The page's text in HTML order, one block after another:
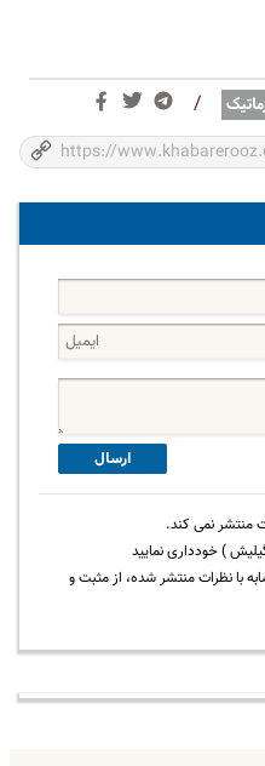
/
ارسال
منتشر نمی کند.
) خودداری نمایید
با نظرات منتشر شده، از مثبت و